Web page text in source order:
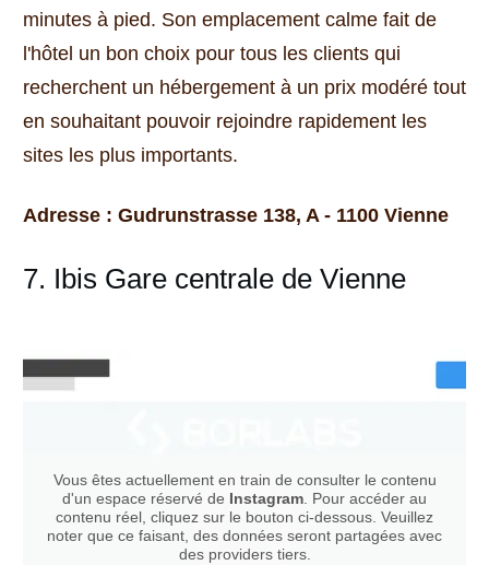
minutes à pied. Son emplacement calme fait de
l'hôtel un bon choix pour tous les clients qui
recherchent un hébergement à un prix modéré tout
en souhaitant pouvoir rejoindre rapidement les
sites les plus importants.
Adresse : Gudrunstrasse 138, A - 1100 Vienne
7. Ibis Gare centrale de Vienne
Vous êtes actuellement en train de consulter le contenu
d'un espace réservé de Instagram . Pour accéder au
contenu réel, cliquez sur le bouton ci-dessous. Veuillez
noter que ce faisant, des données seront partagées avec
des providers tiers.